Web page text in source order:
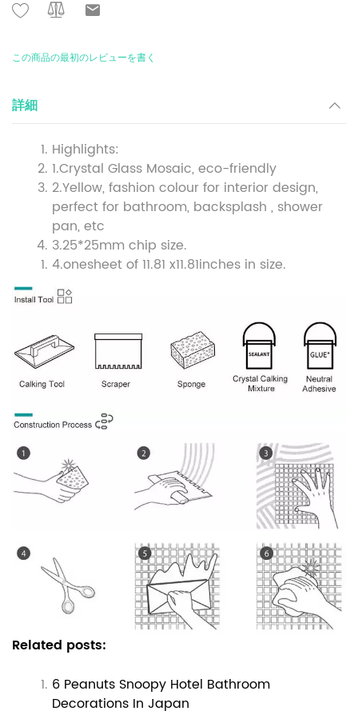
この商品の最初のレビューを書く
詳細
Highlights:
1.Crystal Glass Mosaic, eco-friendly
2.Yellow, fashion colour for interior design,
perfect for bathroom, backsplash , shower
pan, etc
3.25*25mm chip size.
4.onesheet of 11.81 x11.81inches in size.
Related posts:
6 Peanuts Snoopy Hotel Bathroom
Decorations In Japan